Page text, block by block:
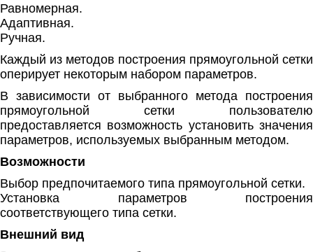
Равномерная.
Адаптивная.
Ручная.
Каждый из методов построения прямоугольной сетки
оперирует некоторым набором параметров.
В зависимости от выбранного метода построения
прямоугольной сетки пользователю
предоставляется возможность установить значения
параметров, используемых выбранным методом.
Возможности
Выбор предпочитаемого типа прямоугольной сетки.
Установка параметров построения
соответствующего типа сетки.
Внешний вид